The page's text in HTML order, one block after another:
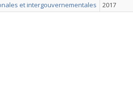
et intergouvernementales
2017